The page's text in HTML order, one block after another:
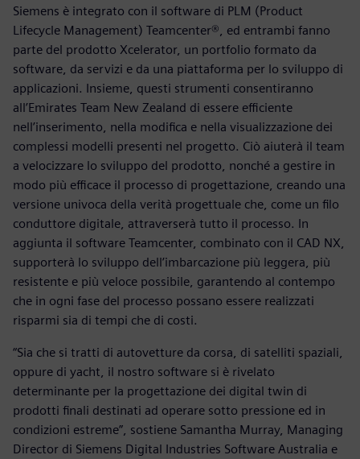
Siemens è integrato con il software di PLM (Product
Lifecycle Management) Teamcenter®, ed entrambi fanno
parte del prodotto Xcelerator, un portfolio formato da
software, da servizi e da una piattaforma per lo sviluppo di
applicazioni. Insieme, questi strumenti consentiranno
all’Emirates Team New Zealand di essere efficiente
nell’inserimento, nella modifica e nella visualizzazione dei
complessi modelli presenti nel progetto. Ciò aiuterà il team
a velocizzare lo sviluppo del prodotto, nonché a gestire in
modo più efficace il processo di progettazione, creando una
versione univoca della verità progettuale che, come un filo
conduttore digitale, attraverserà tutto il processo. In
aggiunta il software Teamcenter, combinato con il CAD NX,
supporterà lo sviluppo dell’imbarcazione più leggera, più
resistente e più veloce possibile, garantendo al contempo
che in ogni fase del processo possano essere realizzati
risparmi sia di tempi che di costi.
“Sia che si tratti di autovetture da corsa, di satelliti spaziali,
oppure di yacht, il nostro software si è rivelato
determinante per la progettazione dei digital twin di
prodotti finali destinati ad operare sotto pressione ed in
condizioni estreme”, sostiene Samantha Murray, Managing
Director di Siemens Digital Industries Software Australia e